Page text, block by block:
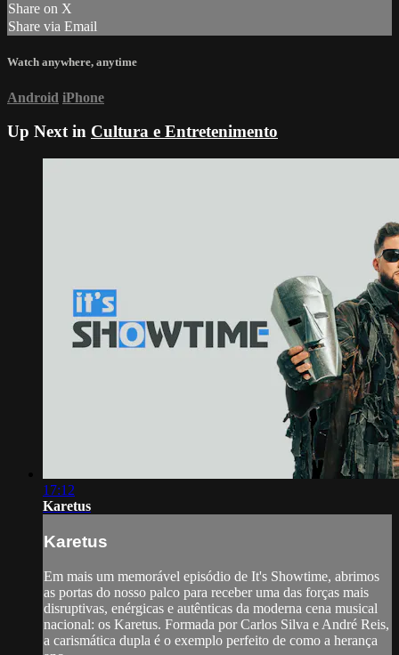
Share on X
Share via Email
Watch anywhere, anytime
Android iPhone
Up Next in Cultura e Entretenimento
17:12
Karetus
Karetus
Em mais um memorável episódio de It's Showtime, abrimos
as portas do nosso palco para receber uma das forças mais
disruptivas, enérgicas e autênticas da moderna cena musical
nacional: os Karetus. Formada por Carlos Silva e André Reis,
a carismática dupla é o exemplo perfeito de como a herança